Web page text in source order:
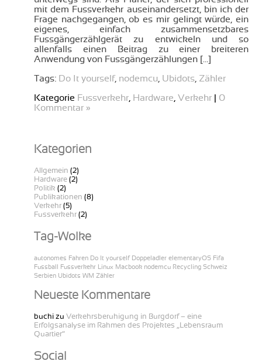
mit dem Fussverkehr auseinandersetzt, bin ich der
Frage nachgegangen, ob es mir gelingt würde, ein
eigenes, einfach zusammensetzbares
Fussgängerzählgerät zu entwickeln und so
allenfalls einen Beitrag zu einer breiteren
Anwendung von Fussgängerzählungen […]
Tags: Do It yourself nodemcu Ubidots Zähler
Kategorie Fussverkehr Hardware Verkehr
0
Kommentar »
Kategorien
Allgemein (2)
Hardware (2)
Politik (2)
Publikationen (8)
Verkehr (5)
Fussverkehr (2)
Tag-Wolke
autonomes Fahren Do It yourself Doppeladler elementaryOS Fifa
Fussball
Fussverkehr Linux Macbook nodemcu Recycling Schweiz
Serbien Ubidots WM Zähler
Neueste Kommentare
buchi zu Verkehrsberuhigung in Burgdorf – eine
Erfolgsanalyse im Rahmen des Projektes „Lebensraum
Quartier“
Social